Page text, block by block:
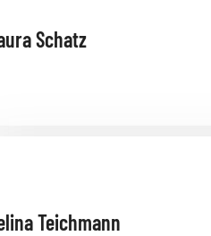
Schatz
Teichmann